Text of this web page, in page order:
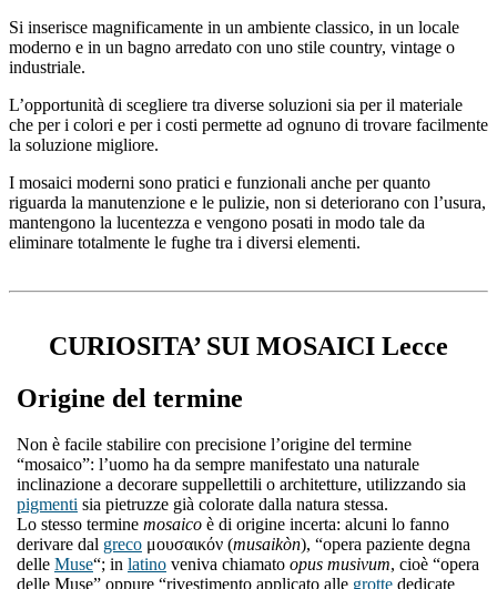
Si inserisce magnificamente in un ambiente classico, in un locale
moderno e in un bagno arredato con uno stile country, vintage o
industriale.
L’opportunità di scegliere tra diverse soluzioni sia per il materiale
che per i colori e per i costi permette ad ognuno di trovare facilmente
la soluzione migliore.
I mosaici moderni sono pratici e funzionali anche per quanto
riguarda la manutenzione e le pulizie, non si deteriorano con l’usura,
mantengono la lucentezza e vengono posati in modo tale da
eliminare totalmente le fughe tra i diversi elementi.
CURIOSITA’ SUI MOSAICI Lecce
Origine del termine
Non è facile stabilire con precisione l’origine del termine
“mosaico”: l’uomo ha da sempre manifestato una naturale
inclinazione a decorare suppellettili o architetture, utilizzando sia
pigmenti sia pietruzze già colorate dalla natura stessa.
Lo stesso termine mosaico è di origine incerta: alcuni lo fanno
derivare dal greco μουσαικόν (musaikòn), “opera paziente degna
delle Muse“; in latino veniva chiamato opus musivum, cioè “opera
delle Muse” oppure “rivestimento applicato alle grotte dedicate